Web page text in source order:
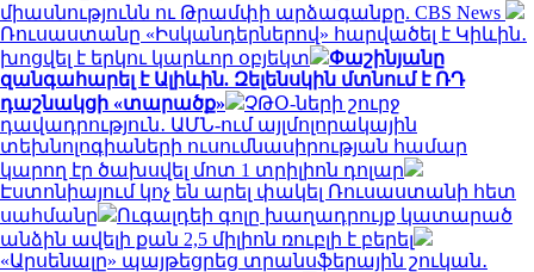
միասնությունն ու Թրամփի արձագանքը. CBS News
Ռուսաստանը «Իսկանդերներով» հարվածել է Կիևին․
խոցվել է երկու կարևոր օբյեկտ
Փաշինյանը
զանգահարել է Ալիևին. Զելենսկին մտնում է ՌԴ
դաշնակցի «տարածք»
ՉԹՕ-ների շուրջ
դավադրություն․ ԱՄՆ-ում այլմոլորակային
տեխնոլոգիաների ուսումնասիրության համար
կարող էր ծախսվել մոտ 1 տրիլիոն դոլար
Էստոնիայում կոչ են արել փակել Ռուսաստանի հետ
սահմանը
Ուգալդեի գոլը խաղադրույք կատարած
անձին ավելի քան 2,5 միլիոն ռուբլի է բերել
«Արսենալը» պայթեցրեց տրանսֆերային շուկան․